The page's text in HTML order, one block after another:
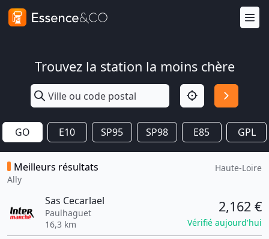
Trouvez la station la moins chère
GO E10 SP95 SP98 E85 GPL
Meilleurs résultats
Ally
Haute-Loire
Sas Cecarlael
Paulhaguet
16,3 km
2,162 €
Vérifié aujourd'hui